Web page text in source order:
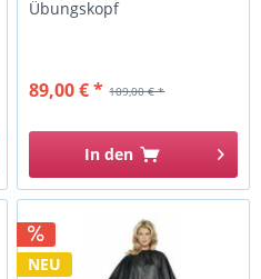
Übungskopf
109,00 € *
89,00 € *
In den
NEU